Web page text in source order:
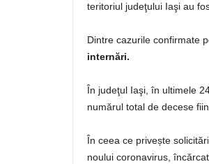
teritoriul judeţului Iaşi au
Dintre cazurile confirmate
internări.
În judeţul Iaşi, în ultimele
numărul total de decese
În ceea ce privește
noului coronavirus,